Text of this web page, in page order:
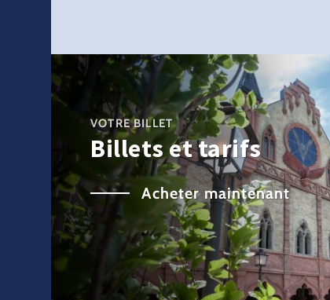
VOTRE BILLET
Billets et tarifs
Acheter maintenant